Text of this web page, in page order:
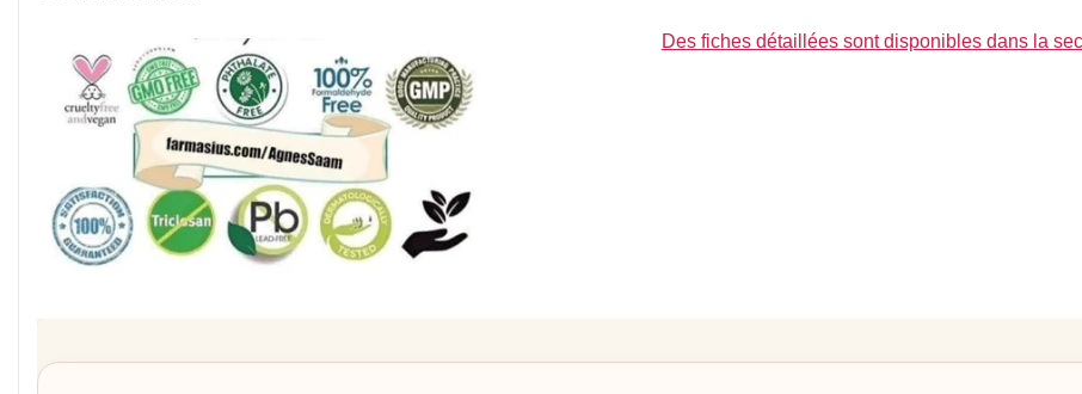
Des fiches détaillées sont disponibles dans la